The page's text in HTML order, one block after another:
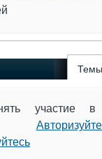
участие в